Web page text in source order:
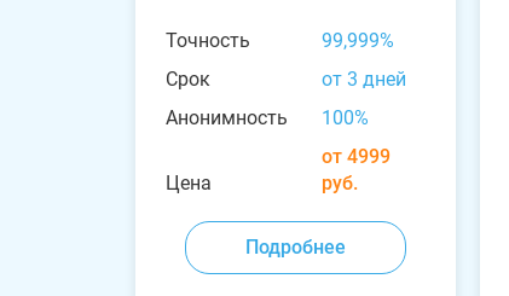
Точность
99,999%
Срок
от 3 дней
Анонимность
100%
Цена
от 4999
руб.
Подробнее